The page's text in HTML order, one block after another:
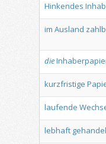
Hinkendes
im Ausland
die
kurzfristige
laufende
lebhaft